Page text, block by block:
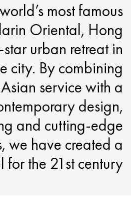
most famous
Oriental, Hong
urban retreat in
city. By combining
service with a
design,
and cutting-edge
we have created a
the 21st century.